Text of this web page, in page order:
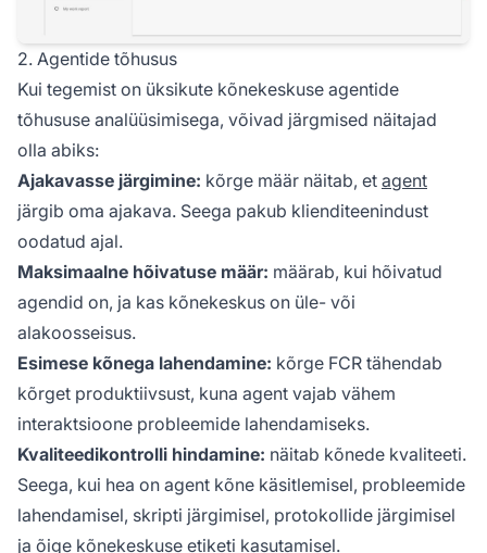
2. Agentide tõhusus
Kui tegemist on üksikute kõnekeskuse agentide
tõhususe analüüsimisega, võivad järgmised näitajad
olla abiks:
Ajakavasse järgimine: kõrge määr näitab, et agent
järgib oma ajakava. Seega pakub klienditeenindust
oodatud ajal.
Maksimaalne hõivatuse määr: määrab, kui hõivatud
agendid on, ja kas kõnekeskus on üle- või
alakoosseisus.
Esimese kõnega lahendamine: kõrge FCR tähendab
kõrget produktiivsust, kuna agent vajab vähem
interaktsioone probleemide lahendamiseks.
Kvaliteedikontrolli hindamine: näitab kõnede kvaliteeti.
Seega, kui hea on agent kõne käsitlemisel, probleemide
lahendamisel, skripti järgimisel, protokollide järgimisel
ja õige kõnekeskuse etiketi kasutamisel.